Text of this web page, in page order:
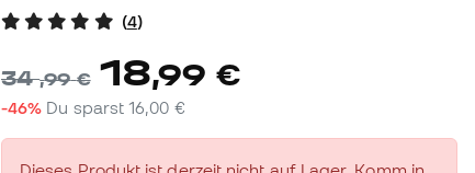
(4)
34,99 € 18,99 €
-46% Du sparst16,00 €